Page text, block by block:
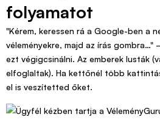
folyamatot
"Kérem, keressen rá a Google-ben a
véleményekre, majd az írás gombra…"
ezt végigcsinálni. Az emberek lusták
elfoglaltak). Ha kettőnél több
el is veszítetted őket.